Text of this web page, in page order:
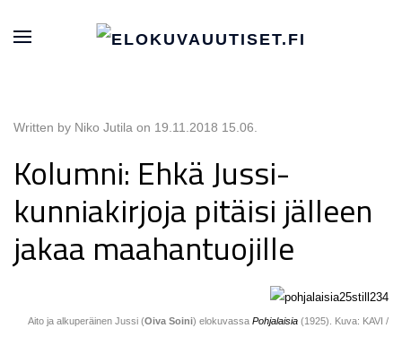
Written by Niko Jutila on 19.11.2018 15.06
Kolumni: Ehkä Jussi-
kunniakirjoja pitäisi jälleen
jakaa maahantuojille
Aito ja alkuperäinen Jussi (Oiva Soini) elokuvassa Pohjalaisia (1925). Kuva: KAVI /